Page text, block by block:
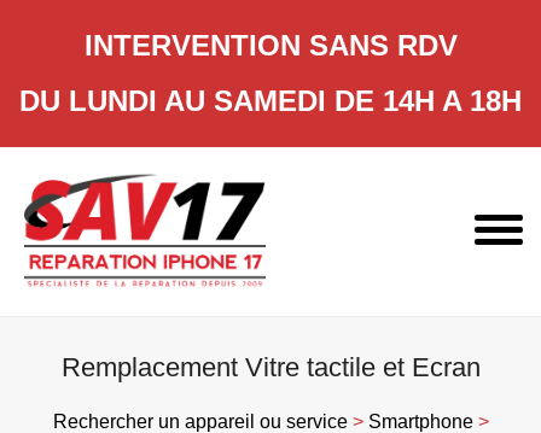
INTERVENTION SANS RDV
DU LUNDI AU SAMEDI DE 14H A 18H
content
Remplacement Vitre tactile et Ecran
Rechercher un appareil ou service> Smartphone>